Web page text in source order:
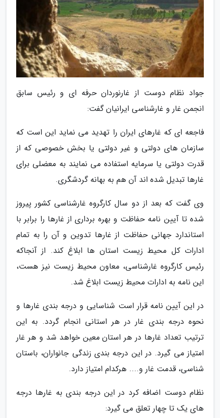
جواد نظام دوست از غارنوردان حرفه ای و رئیس سابق
انجمن غار و غارشناسی ایرانیان گفت:
فاجعه ای که غارهای ایران را تهدید می نماید این است که
سازمان های دولتی و غیر دولتی یا بخش خصوصی که از
قدرت دولتی یا سرمایه استفاده می نمایند به معضلی برای
غارها تبدیل شده اند آن هم به بهانه گردشگری.
وی گفت که بعد از دو سال کارگروه غارشناسی کشور پیروز
شده تا آیین نامه حفاظت و بهره برداری از غارها را برابر با
استاندارد جهانی حفاظت از غارها تدوین و آن را به تمام
ادارات کل محیط زیست استان ها ابلاغ کند. از آنجاکه
رئیس کارگروه غارشناسی، معاون محیط زیست نیز هست،
این نامه به ادارات محیط زیست ابلاغ شد.
در این آیین نامه قرار است شناسایی و درجه بندی غارها و
نحوه درجه بندی غار در هر استانی انجام گردد. به این
ترتیب تعداد غارها در هر استان معین خواهد شد و هر غار
امتیاز می گیرد. در این درجه بندی زندگی جانواران، باستان
شناسی، قدمت غار و.... هرکدام امتیاز دارد.
نظام دوست اضافه کرد در این درجه بندی به غارها درجه
های یک تا چهار تعلق می گیرد: